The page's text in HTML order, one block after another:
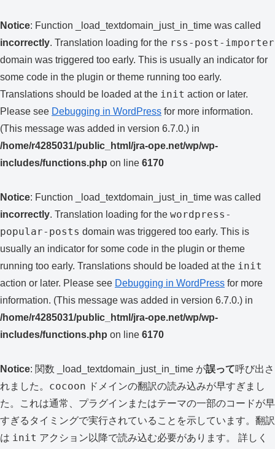
Notice: Function _load_textdomain_just_in_time was called
incorrectly. Translation loading for the rss-post-importer
domain was triggered too early. This is usually an indicator for
some code in the plugin or theme running too early.
Translations should be loaded at the init action or later.
Please see Debugging in WordPress for more information.
(This message was added in version 6.7.0.) in
/home/r4285031/public_html/jra-ope.net/wp/wp-
includes/functions.php on line 6170
Notice: Function _load_textdomain_just_in_time was called
incorrectly. Translation loading for the wordpress-
popular-posts domain was triggered too early. This is
usually an indicator for some code in the plugin or theme
running too early. Translations should be loaded at the init
action or later. Please see Debugging in WordPress for more
information. (This message was added in version 6.7.0.) in
/home/r4285031/public_html/jra-ope.net/wp/wp-
includes/functions.php on line 6170
Notice: 関数 _load_textdomain_just_in_time が誤って呼び出さ
れました。 cocoon ドメインの翻訳の読み込みが早すぎまし
た。これは通常、プラグインまたはテーマの一部のコードが早
すぎるタイミングで実行されていることを示しています。翻訳
は init アクション以降で読み込む必要があります。 詳しく